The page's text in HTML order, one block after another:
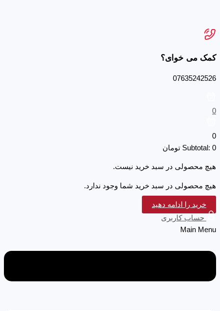
کمک می خوای؟
07635242526
0
0
Subtotal: 0 تومان
هیچ محصولی در سبد خرید نیست.
هیچ محصولی در سبد خرید شما وجود ندارد.
خرید را ادامه دهید
حساب کاربری
Main Menu